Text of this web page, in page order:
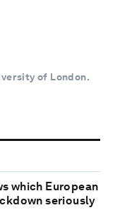
of London.
which European
seriously